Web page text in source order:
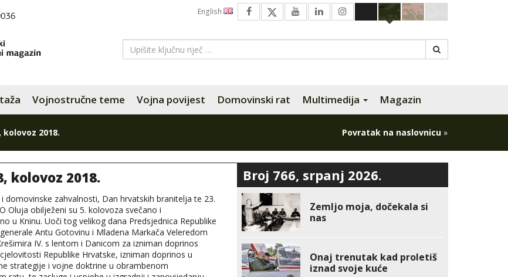
English
Vojnostručne teme Vojna povijest Domovinski rat Multimedija Magazin
kolovoz 2018. Povratak na naslovnicu »
kolovoz 2018.
domovinske zahvalnosti, Dan hrvatskih branitelja te 23.
Oluja obilježeni su 5. kolovoza svečano i
u Kninu. Uoči tog velikog dana Predsjednica Republike
Antu Gotovinu i Mladena Markača Veleredom
IV. s lentom i Danicom za izniman doprinos
Republike Hrvatske, izniman doprinos u
strategije i vojne doktrine u obrambenom
Broj 766, srpanj 2026.
Zemljo moja, dočekala si
nas
Onaj trenutak kad proletiš
iznad svoje kuće